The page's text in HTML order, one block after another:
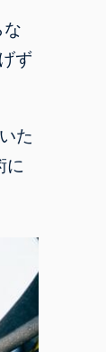
ず
た
に